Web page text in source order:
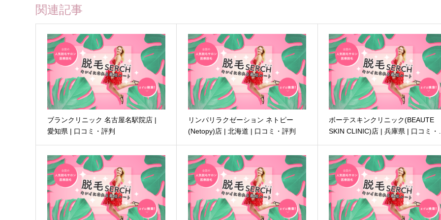
関連記事
ブランクリニック 名古屋名駅院店 |
愛知県 | 口コミ・評判
リンパリラクゼーション ネトピー
(Netopy)店 | 北海道 | 口コミ・評判
ボーテスキンクリニック(BEAUTE
SKIN CLINIC)店 | 兵庫県 | 口コミ